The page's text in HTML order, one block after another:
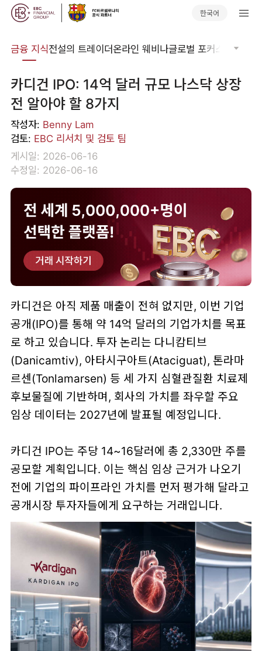
한국어
금융 지식전설의 트레이더온라인 웨비나글로벌 포커스 기술적
카디건 IPO: 14억 달러 규모 나스닥 상장
전 알아야 할 8가지
작성자: Benny Lam
검토: EBC 리서치 및 검토 팀
게시일: 2026-06-16
수정일: 2026-06-16
카디건은 아직 제품 매출이 전혀 없지만, 이번 기업
공개(IPO)를 통해 약 14억 달러의 기업가치를 목표
로 하고 있습니다. 투자 논리는 다니캄티브
(Danicamtiv), 아타시구아트(Ataciguat), 톤라마
르센(Tonlamarsen) 등 세 가지 심혈관질환 치료제
후보물질에 기반하며, 회사의 가치를 좌우할 주요
임상 데이터는 2027년에 발표될 예정입니다.
카디건 IPO는 주당 14~16달러에 총 2,330만 주를
공모할 계획입니다. 이는 핵심 임상 근거가 나오기
전에 기업의 파이프라인 가치를 먼저 평가해 달라고
공개시장 투자자들에게 요구하는 거래입니다.